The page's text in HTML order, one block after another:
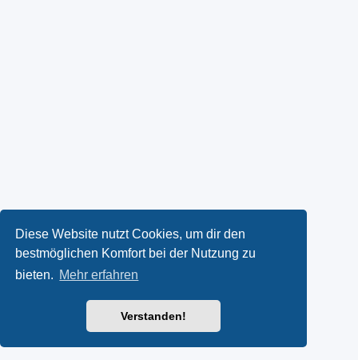
Diese Website nutzt Cookies, um dir den
bestmöglichen Komfort bei der Nutzung zu
bieten. Mehr erfahren
Verstanden!